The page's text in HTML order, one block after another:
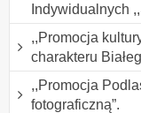
Indywidualnych
,,Promocja
charakteru
,,Promocja
fotograficzną”.